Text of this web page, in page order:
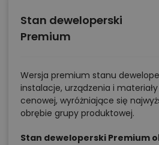
Stan deweloperski
Premium
Wersja premium stanu
instalacje, urządzenia i materiały
cenowej, wyróżniające się
obrębie grupy produktowej.
Stan deweloperski Premium